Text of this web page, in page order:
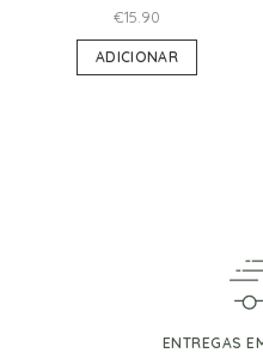
€15.90
ADICIONAR
ENTREGAS